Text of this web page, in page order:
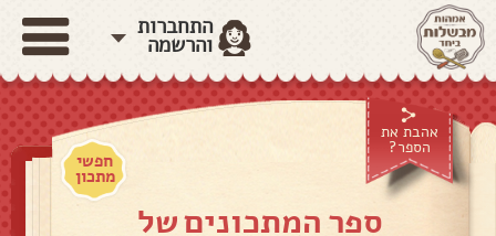
התחברות
והרשמה
אהבת את
הספר?
חפשי
מתכון
ספר המתכונים של